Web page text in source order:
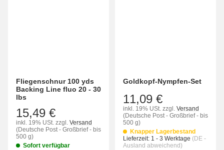
Fliegenschnur 100 yds
Backing Line fluo 20 - 30
lbs
15,49 €
inkl. 19% USt. zzgl. Versand
(Deutsche Post - Großbrief - bis
500 g)
Sofort verfügbar
Goldkopf-Nympfen-Set
11,09 €
inkl. 19% USt. zzgl. Versand
(Deutsche Post - Großbrief - bis
500 g)
Knapper Lagerbestand
Lieferzeit: 1 - 3 Werktage (DE -
Ausland abweichend)